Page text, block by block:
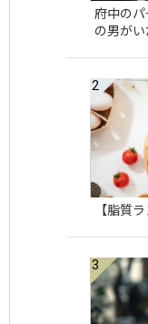
府中の
の男がい
【脂質